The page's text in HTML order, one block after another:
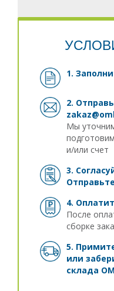
1.
2.
Мы
и/или счет
3.
4.
После
сборке
5.
или
склада